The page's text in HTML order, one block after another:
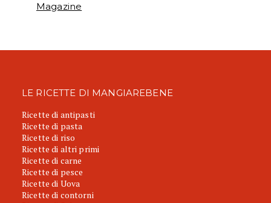
Magazine
LE RICETTE DI MANGIAREBENE
Ricette di antipasti
Ricette di pasta
Ricette di riso
Ricette di altri primi
Ricette di carne
Ricette di pesce
Ricette di Uova
Ricette di contorni